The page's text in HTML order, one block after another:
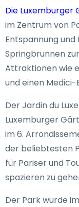
Die Luxemburger
im Zentrum von
Entspannung und
Springbrunnen
Attraktionen wie
und einen Medici-
Der Jardin du
Luxemburger
im 6.
der beliebtesten
für Pariser und
spazieren zu
Der Park wurde